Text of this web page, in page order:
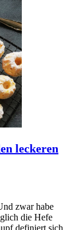
leckeren
zwar habe
die Hefe
definiert sich